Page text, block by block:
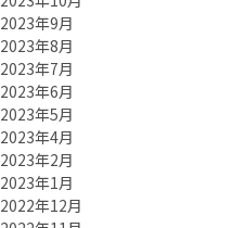
2023年9月
2023年8月
2023年7月
2023年6月
2023年5月
2023年4月
2023年2月
2023年1月
2022年12月